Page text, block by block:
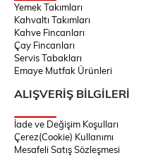
Yemek Takımları
Kahvaltı Takımları
Kahve Fincanları
Çay Fincanları
Servis Tabakları
Emaye Mutfak Ürünleri
ALIŞVERİŞ BİLGİLERİ
İade ve Değişim Koşulları
Çerez(Cookie) Kullanımı
Mesafeli Satış Sözleşmesi